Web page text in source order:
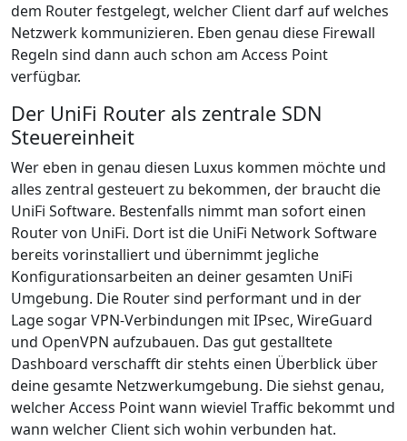
dem Router festgelegt, welcher Client darf auf welches
Netzwerk kommunizieren. Eben genau diese Firewall
Regeln sind dann auch schon am Access Point
verfügbar.
Der UniFi Router als zentrale SDN
Steuereinheit
Wer eben in genau diesen Luxus kommen möchte und
alles zentral gesteuert zu bekommen, der braucht die
UniFi Software. Bestenfalls nimmt man sofort einen
Router von UniFi. Dort ist die UniFi Network Software
bereits vorinstalliert und übernimmt jegliche
Konfigurationsarbeiten an deiner gesamten UniFi
Umgebung. Die Router sind performant und in der
Lage sogar VPN-Verbindungen mit IPsec, WireGuard
und OpenVPN aufzubauen. Das gut gestalltete
Dashboard verschafft dir stehts einen Überblick über
deine gesamte Netzwerkumgebung. Die siehst genau,
welcher Access Point wann wieviel Traffic bekommt und
wann welcher Client sich wohin verbunden hat.